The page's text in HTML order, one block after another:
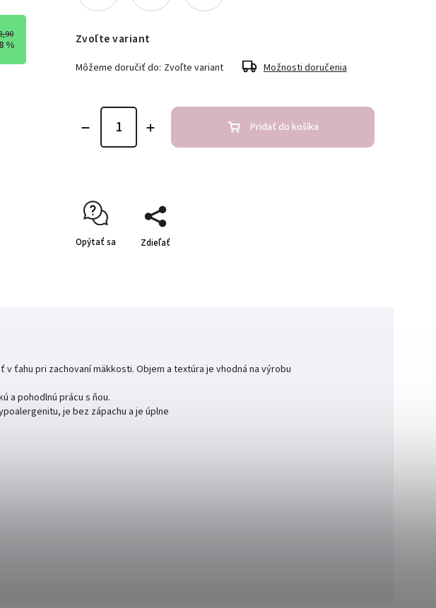
% Zvoľte variant
Môžeme doručiť do: Zvoľte variant Možnosti doručenia
Pridať do košíka
Opýtať sa Zdieľať
ťahu pri zachovaní mäkkosti. Objem a textúra je vhodná na výrobu
a pohodlnú prácu s ňou.
je bez zápachu a je úplne